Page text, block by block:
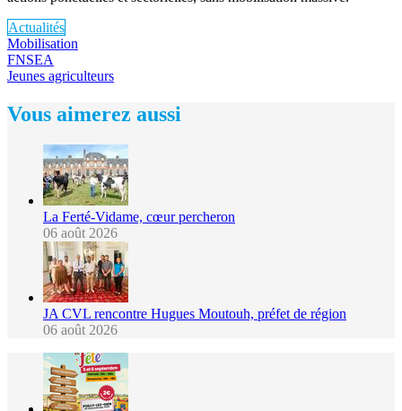
Actualités
Mobilisation
FNSEA
Jeunes agriculteurs
Vous aimerez aussi
La Ferté-Vidame, cœur percheron
06 août 2026
JA CVL rencontre Hugues Moutouh, préfet de région
06 août 2026